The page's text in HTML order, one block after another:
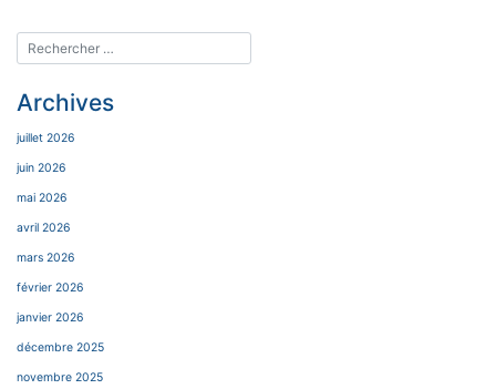
Archives
juillet 2026
juin 2026
mai 2026
avril 2026
mars 2026
février 2026
janvier 2026
décembre 2025
novembre 2025